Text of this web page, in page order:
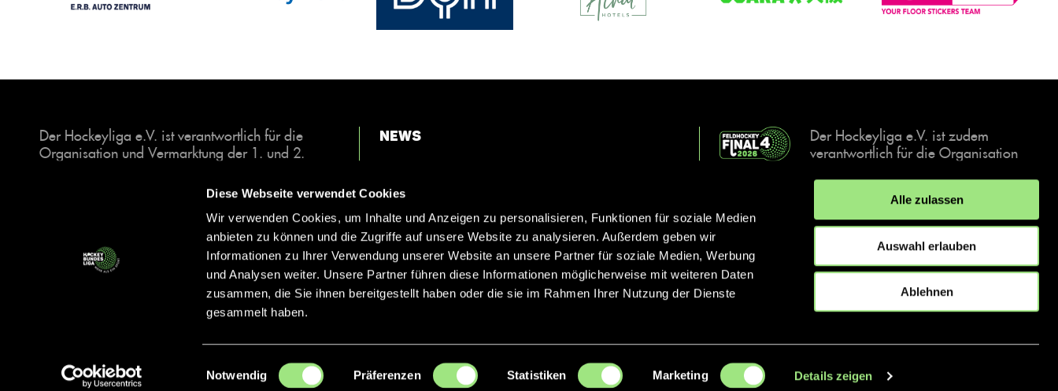
Diese Webseite verwendet Cookies
Wir verwenden Cookies, um Inhalte und Anzeigen zu personalisieren, Funktionen für soziale Medien
anbieten zu können und die Zugriffe auf unsere Website zu analysieren. Außerdem geben wir
Informationen zu Ihrer Verwendung unserer Website an unsere Partner für soziale Medien, Werbung
und Analysen weiter. Unsere Partner führen diese Informationen möglicherweise mit weiteren Daten
zusammen, die Sie ihnen bereitgestellt haben oder die sie im Rahmen Ihrer Nutzung der Dienste
gesammelt haben.
Einwilligungsauswahl
Notwendig Präferenzen Statistiken Marketing Details zeigen
Alle zulassen
Auswahl erlauben
Ablehnen
Der Hockeyliga e.V. ist verantwortlich für die
Organisation und Vermarktung der 1. und 2.
Halle. Insgesamt sind über 60 Vereine unter dem
Dach der Hockeyliga organisiert, sowohl im
Herren als auch im Damen Bereich.
News
Kontakt
Der Hockeyliga e.V. ist zudem
verantwortlich für die Organisation
Events, der deutschen Hockey-
Meisterschaften.
IMPRESSUM DATENSCHUTZERKLÄRUNG
© 2026 hockey.de